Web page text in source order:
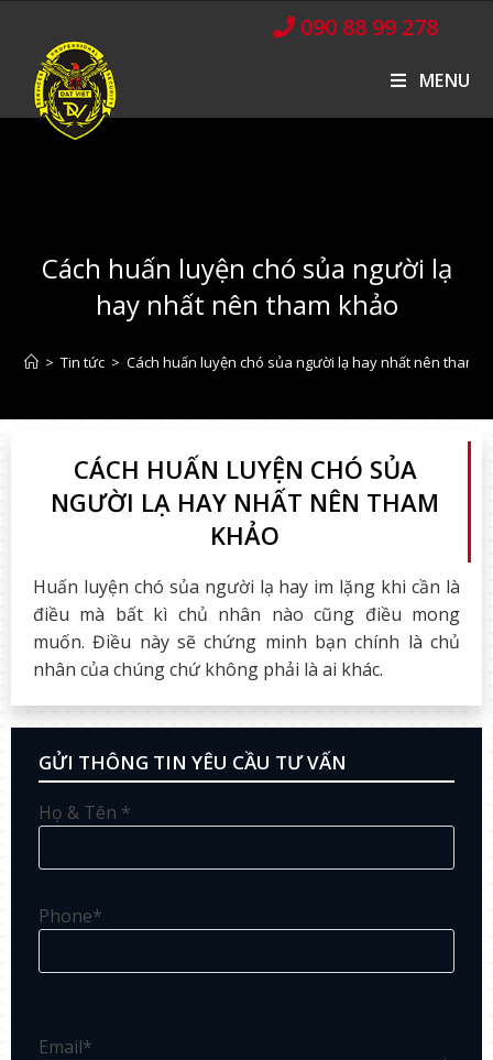
090 88 99 278
MENU
Cách huấn luyện chó sủa người lạ
hay nhất nên tham khảo
> Tin tức > Cách huấn luyện chó sủa người lạ hay nhất nên tham
CÁCH HUẤN LUYỆN CHÓ SỦA
NGƯỜI LẠ HAY NHẤT NÊN THAM
KHẢO
Huấn luyện chó sủa người lạ hay im lặng khi cần là
điều mà bất kì chủ nhân nào cũng điều mong
muốn. Điều này sẽ chứng minh bạn chính là chủ
nhân của chúng chứ không phải là ai khác.
GỬI THÔNG TIN YÊU CẦU TƯ VẤN
Họ & Tên *
Phone*
Email*